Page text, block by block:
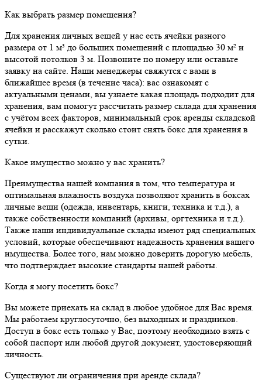
Как выбрать размер помещения?
Для хранения личных вещей у нас есть ячейки разного
размера от 1 м³ до больших помещений с площадью 30 м² и
высотой потолков 3 м. Позвоните по номеру или оставьте
заявку на сайте. Наши менеджеры свяжутся с вами в
ближайшее время (в течение часа): вас ознакомят с
актуальными ценами, вы узнаете какая площадь подходит для
хранения, вам помогут рассчитать размер склада для хранения
с учётом всех факторов, минимальный срок аренды складской
ячейки и расскажут сколько стоит снять бокс для хранения в
сутки.
Какое имущество можно у вас хранить?
Преимущества нашей компания в том, что температура и
оптимальная влажность воздуха позволяют хранить в боксах
личные вещи (одежда, инвентарь, книги, техника и т.д.), а
также собственности компаний (архивы, оргтехника и т.д.).
Также наши индивидуальные склады имеют ряд специальных
условий, которые обеспечивают надежность хранения вашего
имущества. Более того, нам можно доверить дорогую мебель,
что подтверждает высокие стандарты нашей работы.
Когда я могу посетить бокс?
Вы можете приехать на склад в любое удобное для Вас время.
Мы работаем круглосуточно, без выходных и праздников.
Доступ в бокс есть только у Вас, поэтому необходимо взять с
собой паспорт или любой другой документ, удостоверяющий
личность.
Существуют ли ограничения при аренде склада?